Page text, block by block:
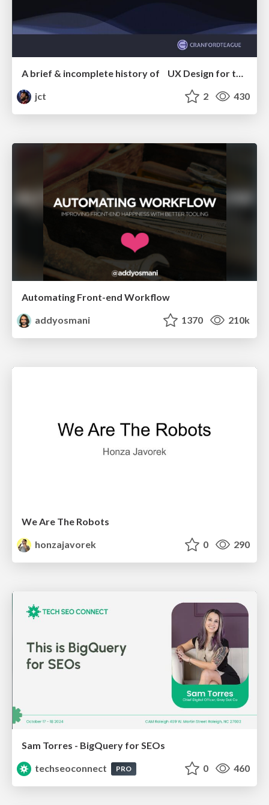
A brief & incomplete history of UX Design for the World Wide Web: 1989–2019
jct
2 430
Automating Front-end Workflow
addyosmani
1370 210k
We Are The Robots
honzajavorek
0 290
Sam Torres - BigQuery for SEOs
techseoconnect
PRO 0 460